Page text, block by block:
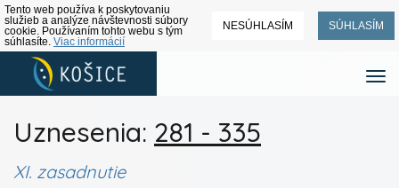
Tento web používa k poskytovaniu
služieb a analýze návštevnosti súbory
cookie. Používaním tohto webu s tým
súhlasíte. Viac informácií
NESÚHLASÍM SÚHLASÍM
Uznesenia: 281 - 335
XI. zasadnutie